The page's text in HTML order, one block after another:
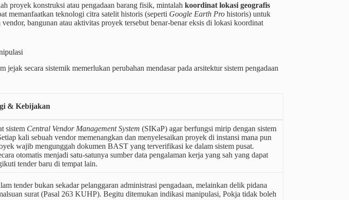
proyek konstruksi atau pengadaan barang fisik, mintalah koordinat lokasi geografis
memanfaatkan teknologi citra satelit historis (seperti Google Earth Prohistoris) untuk
bangunan atau aktivitas proyek tersebut benar-benar eksis di lokasi koordinat
jejak secara sistemik memerlukan perubahan mendasar pada arsitektur sistem pengadaan
& Kebijakan
sistem Central Vendor Management System (SIKaP) agar berfungsi mirip dengan sistem
kali sebuah vendor memenangkan dan menyelesaikan proyek di instansi mana pun
wajib mengunggah dokumen BAST yang terverifikasi ke dalam sistem pusat.
otomatis menjadi satu-satunya sumber data pengalaman kerja yang sah yang dapat
tender baru di tempat lain.
tender bukan sekadar pelanggaran administrasi pengadaan, melainkan delik pidana
surat (Pasal 263 KUHP). Begitu ditemukan indikasi manipulasi, Pokja tidak boleh